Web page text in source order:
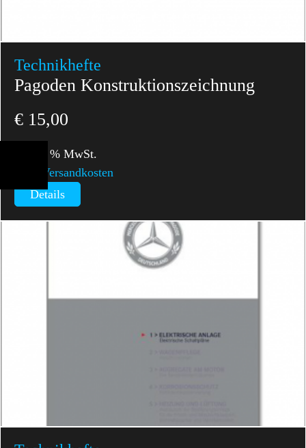
Technikhefte
Pagoden Konstruktionszeichnung
€ 15,00
inkl. 7 % MwSt.
Versandkosten
Details